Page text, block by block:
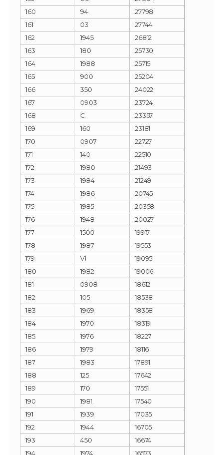
160
94
27798
161
03
27744
162
1945
26812
163
180
25730
164
1988
25715
165
900
25204
166
350
24022
167
0903
23724
168
C
23357
169
160
23181
170
0907
22727
171
140
22510
172
1980
21493
173
1984
21249
174
1986
20745
175
1985
20358
176
1948
20027
177
1500
19917
178
1987
19553
179
VI
19095
180
1982
19006
181
0908
18612
182
105
18538
183
1969
18358
184
1970
18319
185
1976
18227
186
1979
18116
187
1983
17891
188
125
17642
189
170
17551
190
1981
17540
191
1939
17035
192
1944
16705
193
450
16674
194
1974 16573